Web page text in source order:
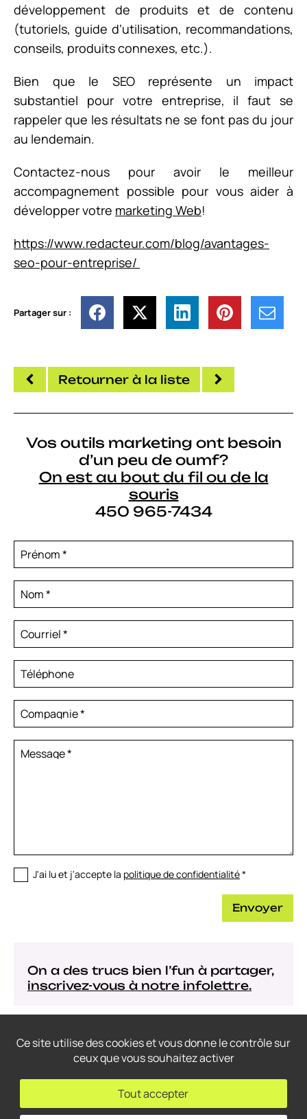
Ce site utilise des cookies et vous donne le contrôle sur
ceux que vous souhaitez activer
Tout accepter
développement de produits et de contenu
(tutoriels, guide d’utilisation, recommandations,
conseils, produits connexes, etc.).
Bien que le SEO représente un impact
substantiel pour votre entreprise, il faut se
rappeler que les résultats ne se font pas du jour
au lendemain.
Contactez-nous pour avoir le meilleur
accompagnement possible pour vous aider à
développer votre marketing Web!
https://www.redacteur.com/blog/avantages-
seo-pour-entreprise/
Partager sur :
Retourner à la liste
Vos outils marketing ont besoin
d’un peu de oumf?
On est au bout du fil ou de la
souris
450 965-7434
Prénom*
Nom*
Courriel*
Téléphone
Compagnie*
Message*
J'ai lu et j'accepte la politique de confidentialité*
Envoyer
On a des trucs bien l’fun à partager,
inscrivez-vous à notre infolettre.
Thrace Graphistes Conseil